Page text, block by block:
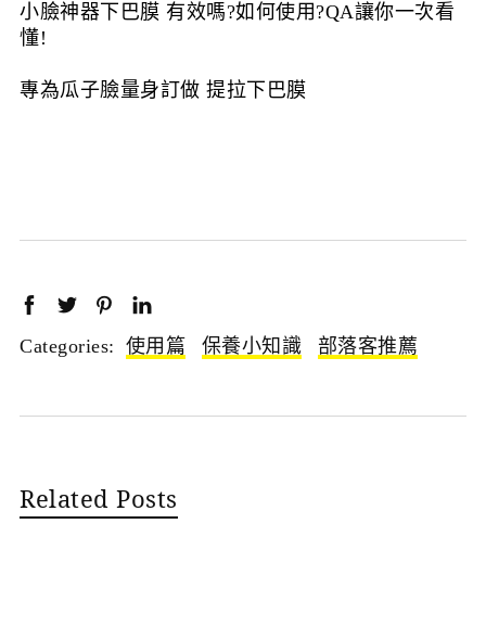
小臉神器下巴膜 有效嗎?如何使用?QA讓你一次看
懂!
專為瓜子臉量身訂做 提拉下巴膜
Categories: 使用篇 保養小知識 部落客推薦
Related Posts